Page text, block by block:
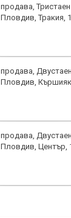
продава,
Пловдив, Тракия,
продава,
Пловдив,
продава,
Пловдив, Център,